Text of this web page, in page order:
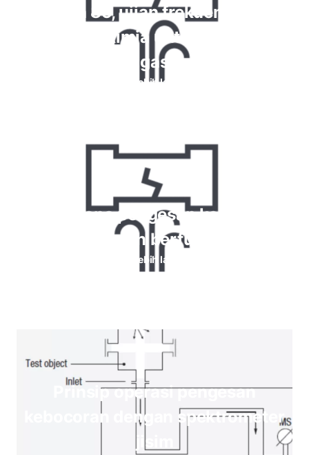
Krypton 85, ujian frekuensi tinggi
dan reaksi kimia untuk kebocoran
gas
Baca lebih lanjut
Bagaimana pengesan kebocoran
halogen berfungsi
Baca lebih lanjut
Prinsip operasi pengesan
kebocoran dengan spektrometer
jisim